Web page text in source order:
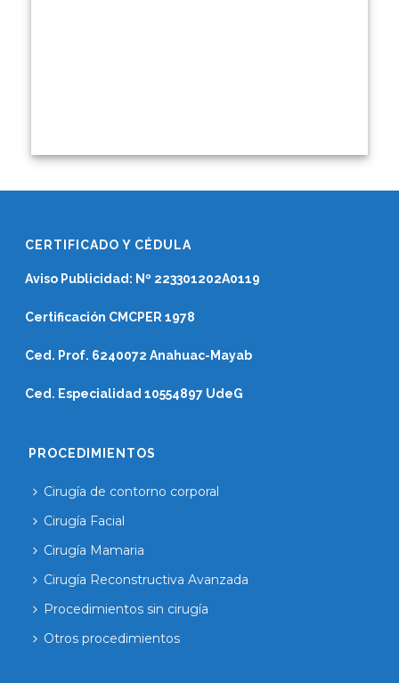
CERTIFICADO Y CÉDULA
Aviso Publicidad: Nº 223301202A0119
Certificación CMCPER 1978
Ced. Prof. 6240072 Anahuac-Mayab
Ced. Especialidad 10554897 UdeG
PROCEDIMIENTOS
Cirugía de contorno corporal
Cirugía Facial
Cirugía Mamaria
Cirugía Reconstructiva Avanzada
Procedimientos sin cirugía
Otros procedimientos